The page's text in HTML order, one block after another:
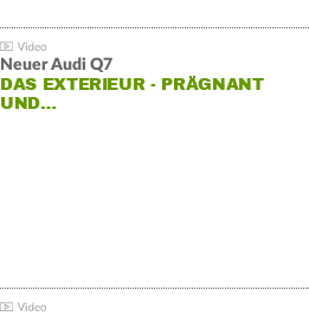
Neuer Audi Q7
DAS EXTERIEUR - PRÄGNANT
UND…